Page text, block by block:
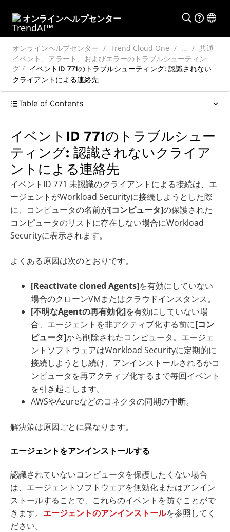
オンラインヘルプセンター
オンラインヘルプセンター Trend Cloud One ...
共通
イベント、アラート、およびエラーのトラブルシューティン
グ
イベントID 771のトラブルシューティング: 認識されない
クライアントによる連絡先
Table of Contents
イベントID 771のトラブルシュー
ティング: 認識されないクライア
ントによる連絡先
イベントID 771 未認識のクライアントによる接続は、エ
ージェントがWorkload Securityに接続しようとした際
に、コンピュータの名前が[コンピュータ]の保護された
コンピュータのリストに存在しない場合にWorkload
Securityに表示されます。
よくある原因は次のとおりです。
[Reactivate cloned Agents]を有効にしていない
場合のクローンVMまたはクラウドインスタンス。
[不明なAgentの再有効化]を有効にしていない場
合、エージェントを非アクティブ化する前に[コン
ピュータ]から削除されたコンピュータ。エージェ
ントソフトウェアはWorkload Securityに定期的に
接続しようとし続け、アンインストールされるかコ
ンピュータを再アクティブ化するまで毎回イベント
を引き起こします。
AWSやAzureなどのコネクタの同期の中断。
解決策は原因ごとに異なります。
エージェントをアンインストールする
認識されていないコンピュータを保護したくない場合
は、エージェントソフトウェアを無効化またはアンイン
ストールすることで、これらのイベントを防ぐことがで
きます。 エージェントのアンインストールを参照してく
ださい。